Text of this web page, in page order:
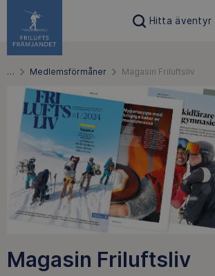
Hitta äventyr
… Medlemsförmåner Magasin Friluftsliv
Magasin Friluftsliv